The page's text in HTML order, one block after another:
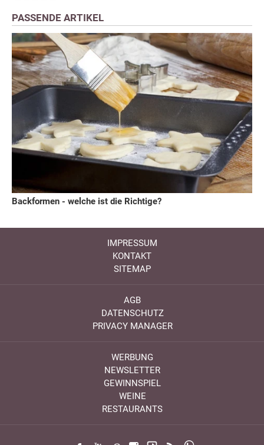
PASSENDE ARTIKEL
Backformen - welche ist die Richtige?
IMPRESSUM
KONTAKT
SITEMAP
AGB
DATENSCHUTZ
PRIVACY MANAGER
WERBUNG
NEWSLETTER
GEWINNSPIEL
WEINE
RESTAURANTS